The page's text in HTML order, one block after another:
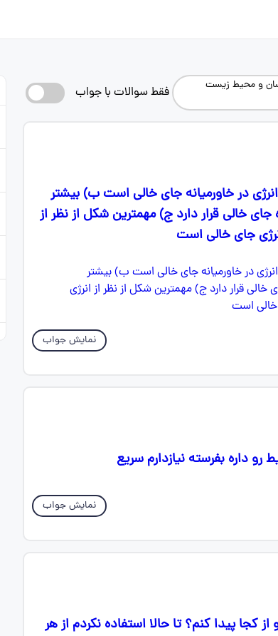
انسان و محیط زیست
فقط سوالات با جواب
در خاورمیانه جای خالی است ب) بیشتر
خالی قرار دارد ج) مهمترین شکل از نظر از
جای خالی است
نمایش جواب
نمایش جواب
پیدا کنم؟ تا حالا استفاده نکردم از هر